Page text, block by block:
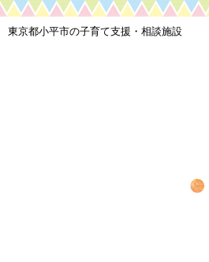
東京都小平市の子育て支援・相談施設